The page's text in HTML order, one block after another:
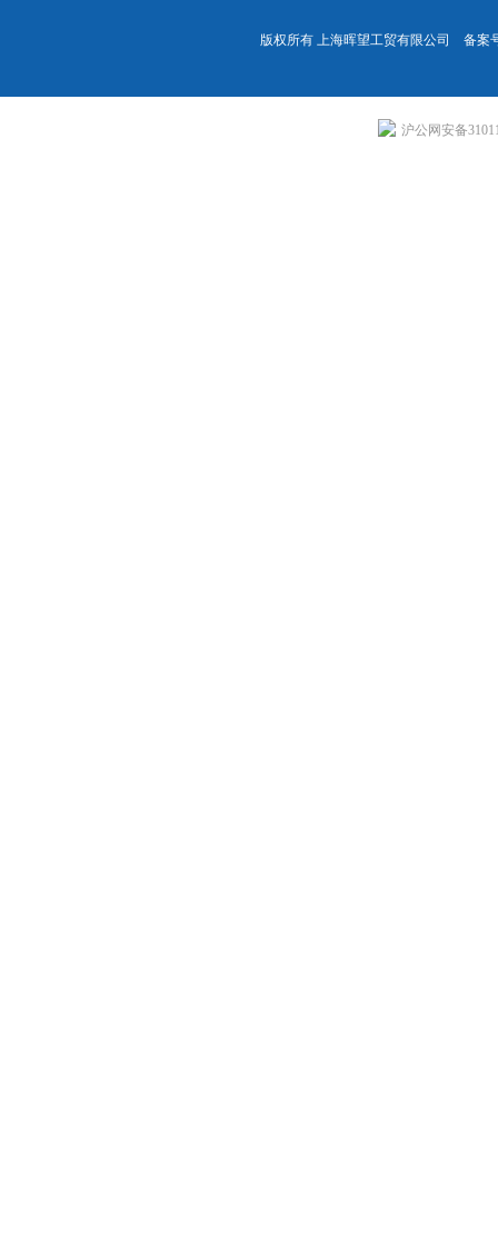
版权所有 上海晖望工贸有限公司 备案
沪公网安备